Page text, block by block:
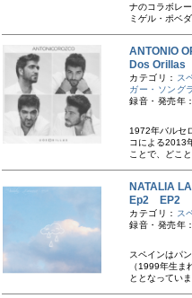
ナのコラボレ
ミゲル・ポベ
ANTONIO
Dos Orillas
カテゴリ： ス
ガー・ソング
録音・発売年
1972年バルセ
コによる2013
ことで、どこ
NATALIA
Ep2 EP2
カテゴリ： ス
録音・発売年
スペインはパ
（1999年生
ととなってい